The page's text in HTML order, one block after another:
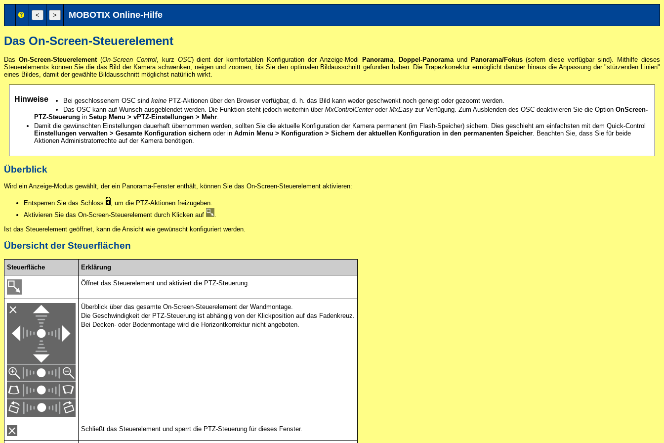
MOBOTIX Online-Hilfe
Das On-Screen-Steuerelement
Das On-Screen-Steuerelement(On-Screen Control, kurz OSC) dient der komfortablen Konfiguration der Anzeige-Modi Panorama, Doppel-Panoramaund Panorama/Fokus(sofern diese verfügbar sind). Mithilfe dieses
Steuerelements können Sie die das Bild der Kamera schwenken, neigen und zoomen, bis Sie den optimalen Bildausschnitt gefunden haben. Die Trapezkorrektur ermöglicht darüber hinaus die Anpassung der "stürzenden Linien"
eines Bildes, damit der gewählte Bildausschnitt möglichst natürlich wirkt.
Hinweise Bei geschlossenem OSC sind keine PTZ-Aktionen über den Browser verfügbar, d. h. das Bild kann weder geschwenkt noch geneigt oder gezoomt werden.
Das OSC kann auf Wunsch ausgeblendet werden.
Die Funktion steht jedoch weiterhin über MxControlCenteroder MxEasy zur Verfügung. Zum Ausblenden des OSC deaktivieren Sie die Option OnScreen-
PTZ-Steuerung in Setup Menu > vPTZ-Einstellungen > Mehr
Damit die gewünschten Einstellungen dauerhaft übernommen werden, sollten Sie die aktuelle Konfiguration der Kamera permanent (im Flash-Speicher) sichern. Dies geschieht am einfachsten mit dem Quick-Control
Einstellungen verwalten > Gesamte Konfiguration sichern oder in Admin Menu > Konfiguration > Sichern der aktuellen Konfiguration in den permanenten Speicher . Beachten Sie, dass Sie für beide
Aktionen Administratorrechte auf der Kamera benötigen.
Überblick
Wird ein Anzeige-Modus gewählt, der ein Panorama-Fenster enthält, können Sie das On-Screen-Steuerelement aktivieren:
Entsperren Sie das Schloss
, um die PTZ-Aktionen freizugeben.
Aktivieren Sie das On-Screen-Steuerelement durch Klicken auf
.
Ist das Steuerelement geöffnet, kann die Ansicht wie gewünscht konfiguriert werden.
Übersicht der Steuerflächen
Steuerfläche Erklärung
Öffnet das Steuerelement und aktiviert die PTZ-Steuerung.
Überblick über das gesamte On-Screen-Steuerelement der Wandmontage.
Die Geschwindigkeit der PTZ-Steuerung ist abhängig von der Klickposition auf das Fadenkreuz.
Bei Decken- oder Bodenmontage wird die Horizontkorrektur nicht angeboten.
Schließt das Steuerelement und sperrt die PTZ-Steuerung für dieses Fenster.